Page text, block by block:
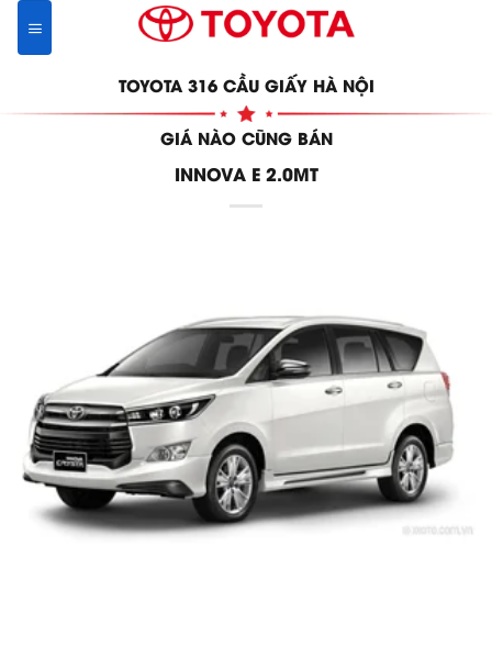
Skip
content
TOYOTA 316 CẦU GIẤY HÀ NỘI
GIÁ NÀO CŨNG BÁN
INNOVA E 2.0MT